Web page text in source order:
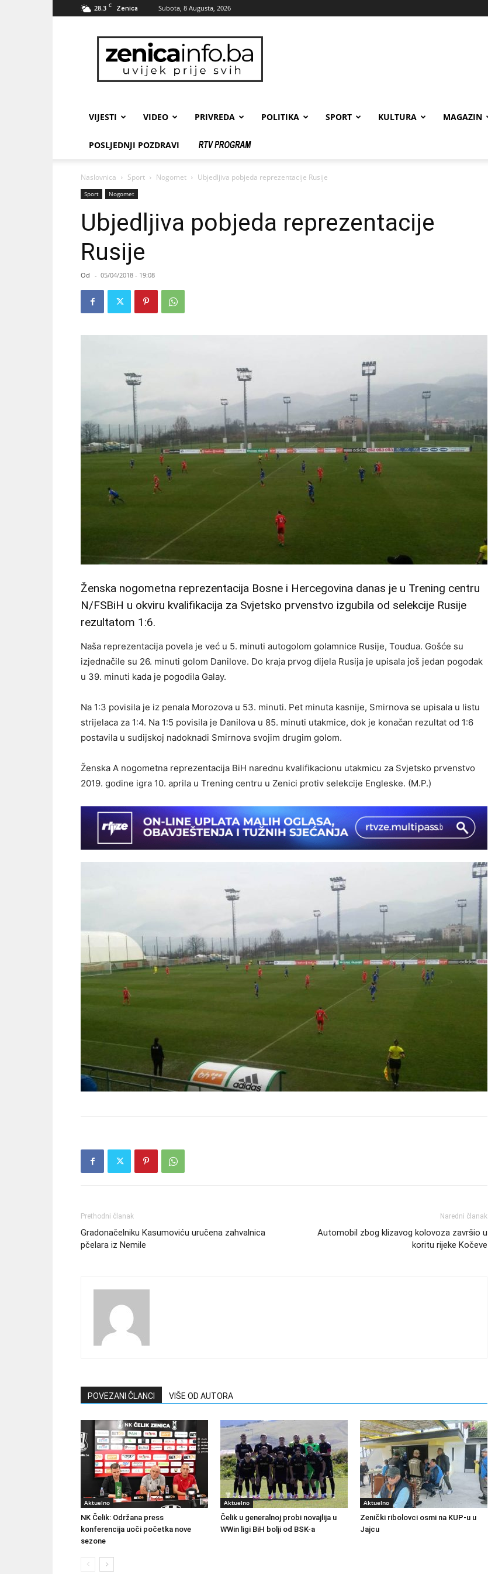
28.3 C Zenica Subota, 8 Augusta, 2026
zenicainfo.ba
VIJESTI VIDEO PRIVREDA POLITIKA SPORT KULTURA MAGAZIN
POSLJEDNJI POZDRAVI
Naslovnica Sport Nogomet Ubjedljiva pobjeda reprezentacije Rusije
Sport Nogomet
Ubjedljiva pobjeda reprezentacije
Rusije
Od - 05/04/2018 - 19:08
Ženska nogometna reprezentacija Bosne i Hercegovina danas je u Trening centru
N/FSBiH u okviru kvalifikacija za Svjetsko prvenstvo izgubila od selekcije Rusije
rezultatom 1:6.
Naša reprezentacija povela je već u 5. minuti autogolom golamnice Rusije, Toudua. Gošće su
izjednačile su 26. minuti golom Danilove. Do kraja prvog dijela Rusija je upisala još jedan pogodak
u 39. minuti kada je pogodila Galay.
Na 1:3 povisila je iz penala Morozova u 53. minuti. Pet minuta kasnije, Smirnova se upisala u listu
strijelaca za 1:4. Na 1:5 povisila je Danilova u 85. minuti utakmice, dok je konačan rezultat od 1:6
postavila u sudijskoj nadoknadi Smirnova svojim drugim golom.
Ženska A nogometna reprezentacija BiH narednu kvalifikacionu utakmicu za Svjetsko prvenstvo
2019. godine igra 10. aprila u Trening centru u Zenici protiv selekcije Engleske. (M.P.)
Prethodni članak
Gradonačelniku Kasumoviću uručena zahvalnica
pčelara iz Nemile
Naredni članak
Automobil zbog klizavog kolovoza završio u
koritu rijeke Kočeve
POVEZANI ČLANCI VIŠE OD AUTORA
Aktuelno
NK Čelik: Održana press
konferencija uoči početka nove
sezone
Aktuelno
Čelik u generalnoj probi novajlija u
WWin ligi BiH bolji od BSK-a
Aktuelno
Zenički ribolovci osmi na KUP-u u
Jajcu